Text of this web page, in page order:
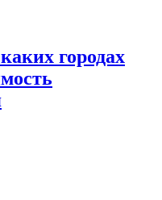
городах